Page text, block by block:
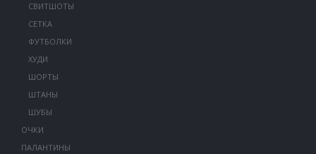
СВИТШОТЫ
СЕТКА
ФУТБОЛКИ
ХУДИ
ШОРТЫ
ШТАНЫ
ШУБЫ
ОЧКИ
ПАЛАНТИНЫ